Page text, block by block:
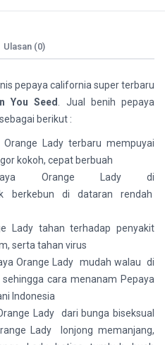
Ulasan (0)
pepaya california super terbaru
You Seed
. Jual benih pepaya
berikut :
Lady terbaru mempuyai
kokoh, cepat berbuah
Orange Lady di
berkebun di dataran rendah
Lady tahan terhadap penyakit
serta tahan virus
Orange Lady mudah walau di
cara menanam Pepaya
Indonesia
Lady dari bunga biseksual
Lady lonjong memanjang,